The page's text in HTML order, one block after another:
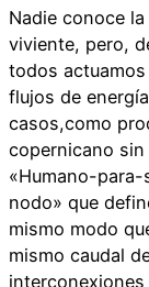
Nadie conoce
viviente, pero,
todos
flujos de
casos,como
copernicano
«Humano-
nodo» que
mismo modo
mismo caudal